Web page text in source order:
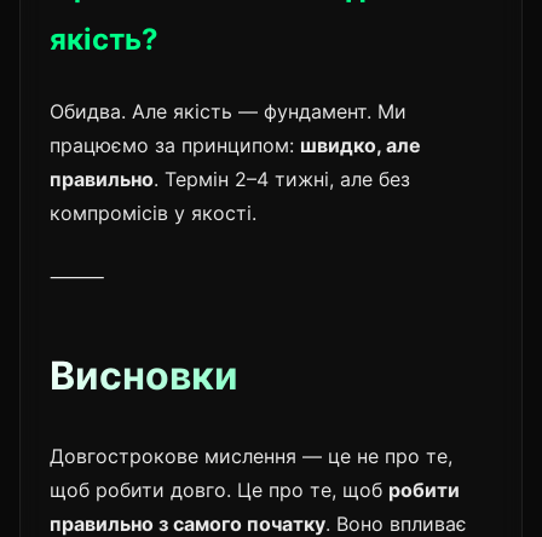
якість?
Обидва. Але якість — фундамент. Ми
працюємо за принципом: швидко, але
правильно. Термін 2–4 тижні, але без
компромісів у якості.
⸻
Висновки
Довгострокове мислення — це не про те,
щоб робити довго. Це про те, щоб робити
правильно з самого початку. Воно впливає